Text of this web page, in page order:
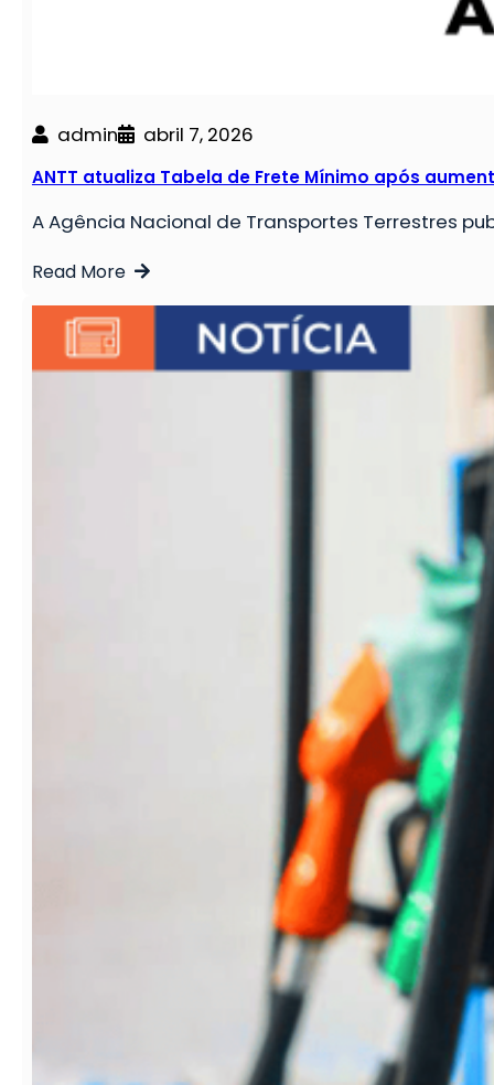
admin abril 7, 2026
ANTT atualiza Tabela de Frete Mínimo após
A Agência Nacional de Transportes Terrestres
Read More